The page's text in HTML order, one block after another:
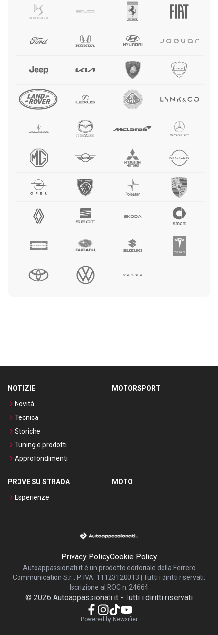
NOTIZIE
Novità
Tecnica
Storiche
Tuning e prodotti
Approfondimenti
MOTORSPORT
PROVE SU STRADA
Esperienze
MOTO
Privacy PolicyCookie Policy
Autoappassionati.it è un prodotto editoriale della Ferrero
Communication S.r.l. P. IVA: 11123120013 | Tutti i diritti riservati.
Iscrizione al ROC n. 24664
© 2026 Autoappassionati.it - Tutti i diritti riservati
Powered by Newsifier